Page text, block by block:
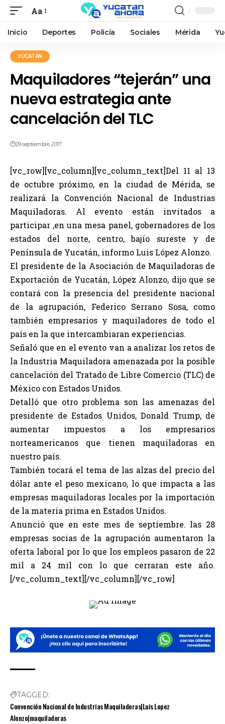
Aa
Inicio Deportes Policía Sociales Mérida
YUCATÁN
Maquiladores “tejerán” una
nueva estrategia ante
cancelación del TLC
29 septiembre, 2017
[vc_row][vc_column][vc_column_text]Del 11 al 13
de octubre próximo, en la ciudad de Mérida, se
realizará la Convención Nacional de Industrias
Maquiladoras. Al evento están invitados a
participar ,en una mesa panel, gobernadores de los
estados del norte, centro, bajío sureste y de
Península de Yucatán, informo Luis López Alonzo.
El presidente de la Asociación de Maquiladoras de
Exportación de Yucatán, López Alonzo, dijo que se
contará con la presencia del presidente nacional
de la agrupación, Federico Serrano Sosa, como
también empresarios y maquiladores de todo el
país en la que intercambiaran experiencias.
Señaló que en el evento van a analizar los retos de
la Industria Maquiladora amenazada por la posible
cancelación del Tratado de Libre Comercio (TLC) de
México con Estados Unidos.
Detalló que otro problema son las amenazas del
presidente de Estados Unidos, Donald Trump, de
aumentar impuestos a los empresarios
norteamericanos que tienen maquiladoras en
nuestro país.
También tocará el tema de las alzas del precio del
dólar ante el peso mexicano, lo que impacta a las
empresas maquiladoras locales por la importación
de la materia prima en Estados Unidos.
Anunció que en este mes de septiembre. las 28
empresas socias de la agrupación aumentaron la
oferta laboral por lo que los empleos pasaron de 22
mil a 24 mil con lo que cerraran este año.
[/vc_column_text][/vc_column][/vc_row]
TAGGED:
Convención Nacional de Industrias Maquiladoras|Luis Lopez
Alonzo|maquiladoras